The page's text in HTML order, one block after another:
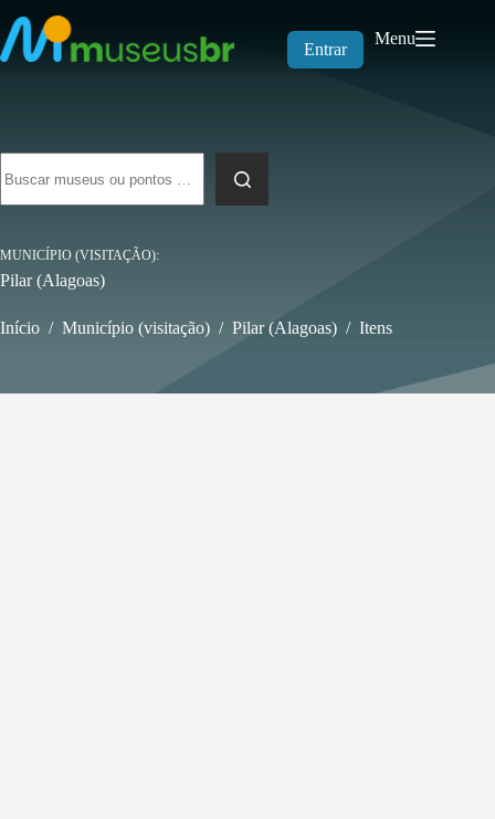
para
o
conteúdo
Entrar
Menu
resultados
MUNICÍPIO (VISITAÇÃO)
Pilar (Alagoas)
Início / Município (visitação) / Pilar (Alagoas) / Itens